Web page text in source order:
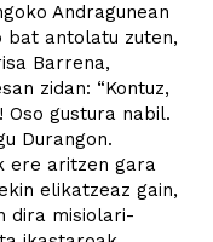
Andragunean
antolatu zuten,
Barrena,
zidan: “Kontuz,
Oso gustura nabil.
Durangon.
ere aritzen gara
elikatzeaz gain,
dira misiolari-